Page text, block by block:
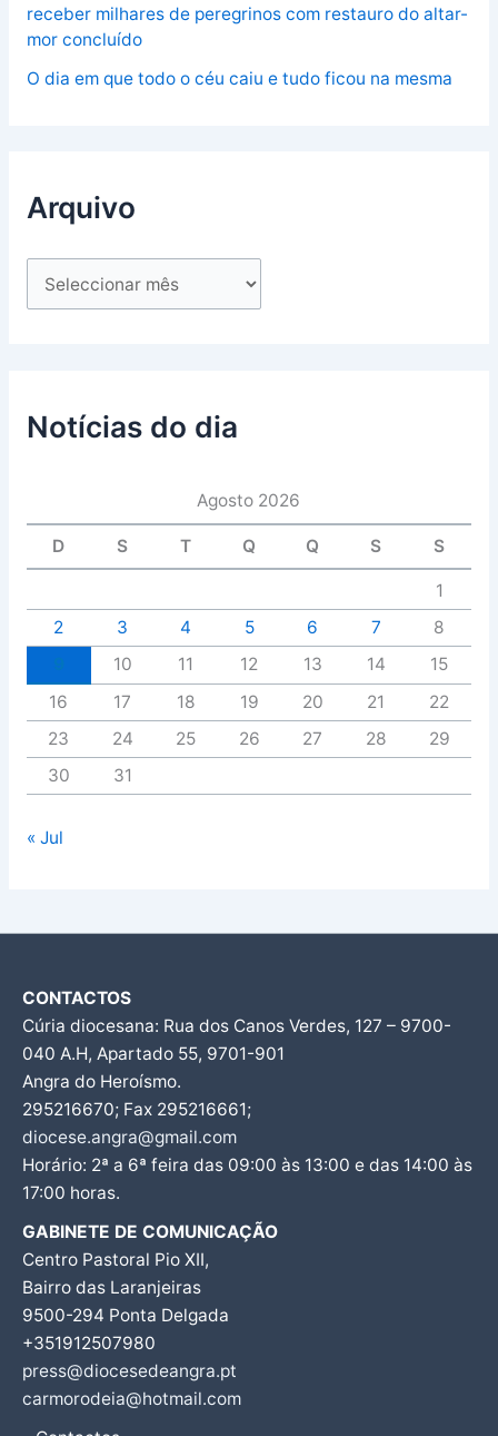
receber milhares de peregrinos com restauro do altar-
mor concluído
O dia em que todo o céu caiu e tudo ficou na mesma
Arquivo
Notícias do dia
Agosto 2026
D S T Q Q S S
1
2
3 4 5 6 7
8
10 11 12 13 14
15
16
17 18 19 20 21
22
23
24 25 26 27 28
29
30
31
« Jul
CONTACTOS
Cúria diocesana: Rua dos Canos Verdes, 127 – 9700-
040 A.H, Apartado 55, 9701-901
Angra do Heroísmo.
295216670; Fax 295216661;
diocese.angra@gmail.com
Horário: 2ª a 6ª feira das 09:00 às 13:00 e das 14:00 às
17:00 horas.
GABINETE DE COMUNICAÇÃO
Centro Pastoral Pio XII,
Bairro das Laranjeiras
9500-294 Ponta Delgada
+351912507980
press@diocesedeangra.pt
carmorodeia@hotmail.com